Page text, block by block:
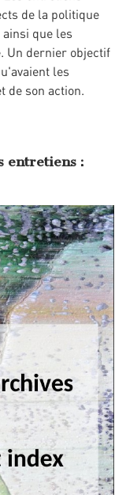
de la politique
que les
Un dernier objectif
les
de son action.
entretiens :